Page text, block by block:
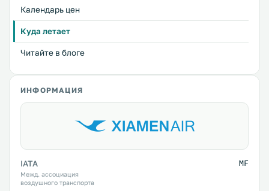
Календарь цен
Куда летает
Читайте в блоге
ИНФОРМАЦИЯ
IATA
Межд. ассоциация
воздушного транспорта
MF